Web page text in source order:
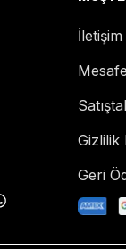
İletişim
Gizlilik
Geri